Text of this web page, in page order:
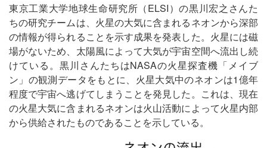
東京工業大学地球生命研究所（ELSI）の黒川宏之さんた
ちの研究チームは、火星の大気に含まれるネオンから深部
の情報が得られることを示す成果を発表した。火星には磁
場がないため、太陽風によって大気が宇宙空間へ流出し続
けている。黒川さんたちはNASAの火星探査機「メイブ
ン」の観測データをもとに、火星大気中のネオンは1億年
程度で宇宙へ逃げてしまうことを発見した。これは、現在
の火星大気に含まれるネオンは火山活動によって火星内部
から供給されたものであることを示している。